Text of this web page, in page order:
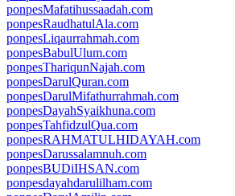
ponpesMafatihussaadah.com
ponpesRaudhatulAla.com
ponpesLiqaurrahmah.com
ponpesBabulUlum.com
ponpesThariqunNajah.com
ponpesDarulQuran.com
ponpesDarulMifathurrahmah.com
ponpesDayahSyaikhuna.com
ponpesTahfidzulQua.com
ponpesRAHMATULHIDAYAH.com
ponpesDarussalamnuh.com
ponpesBUDiIHSAN.com
ponpesdayahdarulilham.com